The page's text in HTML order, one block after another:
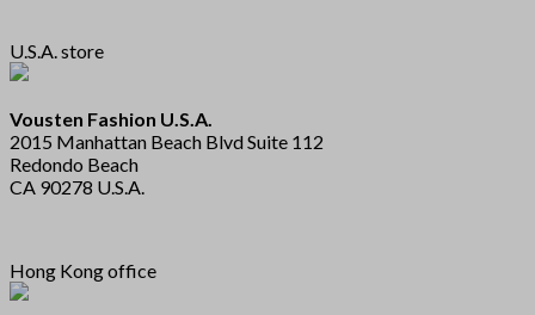
U.S.A. store
Vousten Fashion U.S.A.
2015 Manhattan Beach Blvd Suite 112
Redondo Beach
CA 90278 U.S.A.
Hong Kong office